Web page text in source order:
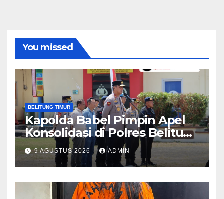
You missed
BELITUNG TIMUR
Kapolda Babel Pimpin Apel
Konsolidasi di Polres Belitung
Timur, Pastikan Kesiapan
Pengamanan dan Pelayanan
Masyarakat
9 AGUSTUS 2026 ADMIN